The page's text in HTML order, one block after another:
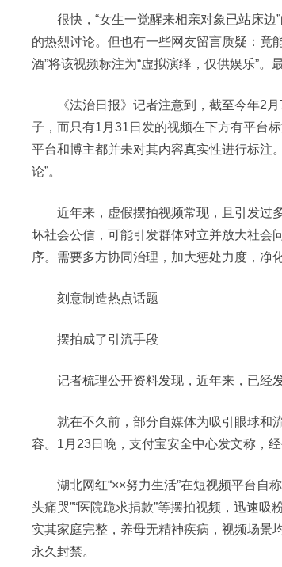
很快，“女生一觉醒来相亲对象已站床边”
的热烈讨论。但也有一些网友留言质疑：竟
酒”将该视频标注为“虚拟演绎，仅供娱乐”。
《法治日报》记者注意到，截至今年2月7
子，而只有1月31日发的视频在下方有平台
平台和博主都并未对其内容真实性进行标注
论”。
近年来，虚假摆拍视频常现，且引发过多
坏社会公信，可能引发群体对立并放大社会
序。需要多方协同治理，加大惩处力度，净
刻意制造热点话题
摆拍成了引流手段
记者梳理公开资料发现，近年来，已经发
就在不久前，部分自媒体为吸引眼球和流
容。1月23日晚，支付宝安全中心发文称，
湖北网红“××努力生活”在短视频平台自称
头痛哭”“医院跪求捐款”等摆拍视频，迅速
实其家庭完整，养母无精神疾病，视频场景
永久封禁。